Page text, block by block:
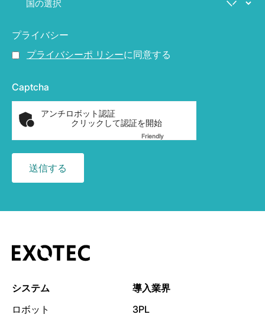
プライバシー
プライバシーポ リシーに同意する
Captcha
アンチロボット認証
クリックして認証を開始
FriendlyCaptcha ⇗
システム
ロボット
導入業界
3PL